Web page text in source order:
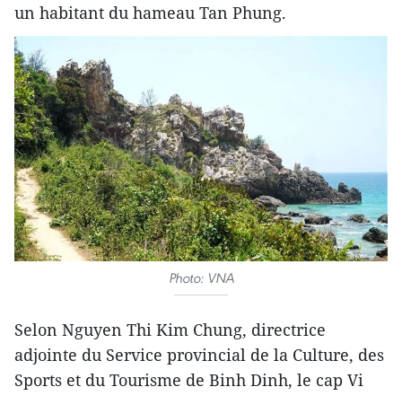
un habitant du hameau Tan Phung.
Photo: VNA
Selon Nguyen Thi Kim Chung, directrice
adjointe du Service provincial de la Culture, des
Sports et du Tourisme de Binh Dinh, le cap Vi